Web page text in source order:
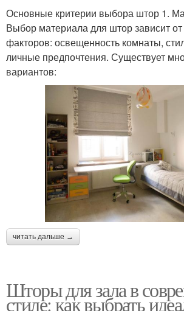
Основные критерии выбора штор 1.
Выбор материала для штор зависит от
факторов: освещенность комнаты,
личные предпочтения. Существует
вариантов:
читать дальше →
Шторы для зала в
стиле: как выбрать